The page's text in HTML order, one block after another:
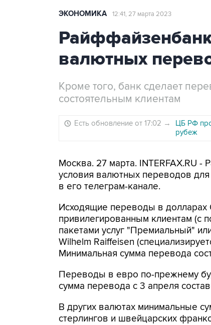
ЭКОНОМИКА 12:41, 27 марта 2023
валютных
Кроме того, банк сделает
состоятельным клиентам
Есть обновление от 17:02 →
ЦБ РФ
рубеж
Москва. 27 марта. INTERFAX.RU
условия валютных переводов для
в его телеграм-канале.
Исходящие переводы в долларах
привилегированным клиентам
пакетами услуг "Премиальный"
Wilhelm Raiffeisen
Минимальная сумма перевода
Переводы в евро по-прежнему
сумма перевода с 3 апреля
В других валютах минимальные
стерлингов и швейцарских